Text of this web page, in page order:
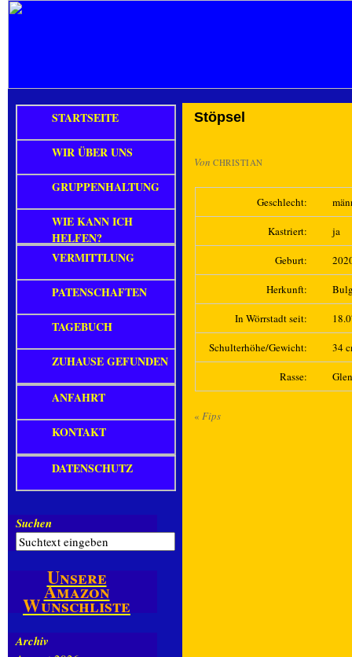
Stöpsel
Von CHRISTIAN
Geschlecht:
Kastriert: ja
Geburt:
Herkunft:
In Wörrstadt seit:
Schulterhöhe/Gewicht: 34
Rasse:
« Fips
STARTSEITE
WIR ÜBER UNS
GRUPPENHALTUNG
WIE KANN ICH
HELFEN?
VERMITTLUNG
PATENSCHAFTEN
TAGEBUCH
ZUHAUSE GEFUNDEN
ANFAHRT
KONTAKT
DATENSCHUTZ
Suchen
Unsere
Amazon
Wunschliste
Archiv